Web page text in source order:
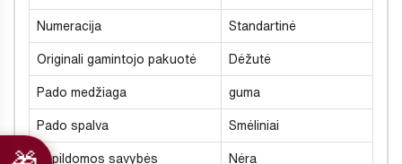
Numeracija Standartinė
Originali gamintojo pakuotė Dėžutė
Pado medžiaga guma
Pado spalva Smėliniai
Papildomos savybės Nėra